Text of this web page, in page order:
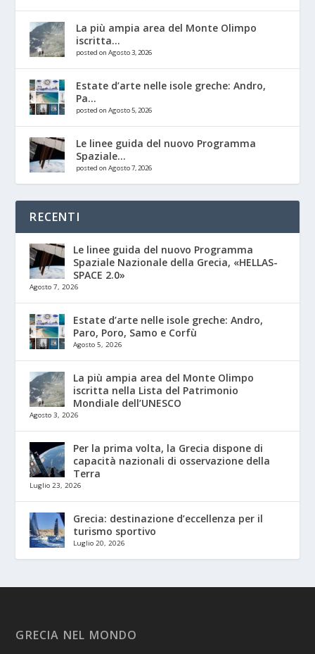
La più ampia area del Monte Olimpo
iscritta...
posted on Agosto 3, 2026
Estate d’arte nelle isole greche: Andro,
Pa...
posted on Agosto 5, 2026
Le linee guida del nuovo Programma
Spaziale...
posted on Agosto 7, 2026
RECENTI
Le linee guida del nuovo Programma
Spaziale Nazionale della Grecia, «HELLAS-
SPACE 2.0»
Agosto 7, 2026
Estate d’arte nelle isole greche: Andro,
Paro, Poro, Samo e Corfù
Agosto 5, 2026
La più ampia area del Monte Olimpo
iscritta nella Lista del Patrimonio
Mondiale dell’UNESCO
Agosto 3, 2026
Per la prima volta, la Grecia dispone di
capacità nazionali di osservazione della
Terra
Luglio 23, 2026
Grecia: destinazione d’eccellenza per il
turismo sportivo
Luglio 20, 2026
GRECIA NEL MONDO